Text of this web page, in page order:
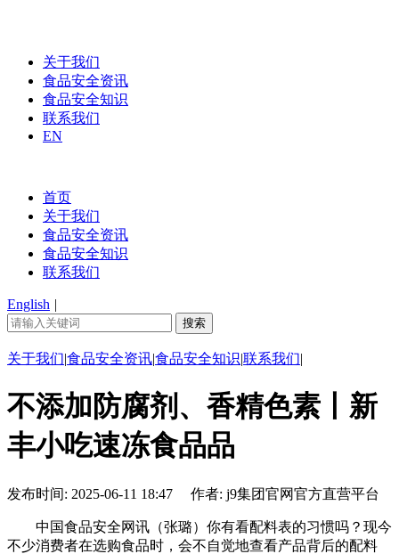
关于我们
食品安全资讯
食品安全知识
联系我们
EN
首页
关于我们
食品安全资讯
食品安全知识
联系我们
English |
关于我们|食品安全资讯|食品安全知识|联系我们|
不添加防腐剂、香精色素丨新
丰小吃速冻食品品
发布时间: 2025-06-11 18:47 作者: j9集团官网官方直营平台
中国食品安全网讯（张璐）你有看配料表的习惯吗？现今
不少消费者在选购食品时，会不自觉地查看产品背后的配料